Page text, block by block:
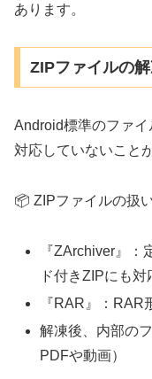
あります。
ZIPファイルの
Android標準のファ
対応していないこと
📦 ZIPファイルの扱
『ZArchiver』
ド付きZIPにも対
『RAR』：RAR
解凍後、内部の
PDFや動画）